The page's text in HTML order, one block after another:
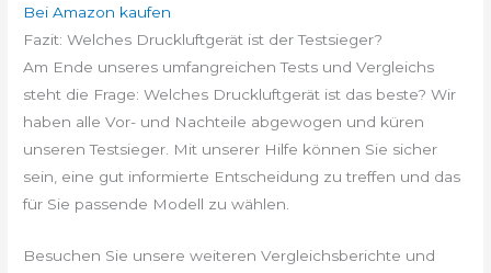
Bei Amazon kaufen
Fazit: Welches Druckluftgerät ist der Testsieger?
Am Ende unseres umfangreichen Tests und Vergleichs
steht die Frage: Welches Druckluftgerät ist das beste? Wir
haben alle Vor- und Nachteile abgewogen und küren
unseren Testsieger. Mit unserer Hilfe können Sie sicher
sein, eine gut informierte Entscheidung zu treffen und das
für Sie passende Modell zu wählen.
Besuchen Sie unsere weiteren Vergleichsberichte und